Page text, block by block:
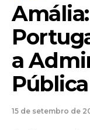
a
Pública
15 de setembro de